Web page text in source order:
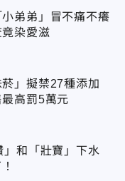
弟弟」冒不痛不癢
染愛滋
」擬禁27種添加
高罰5萬元
」和「壯寶」下水